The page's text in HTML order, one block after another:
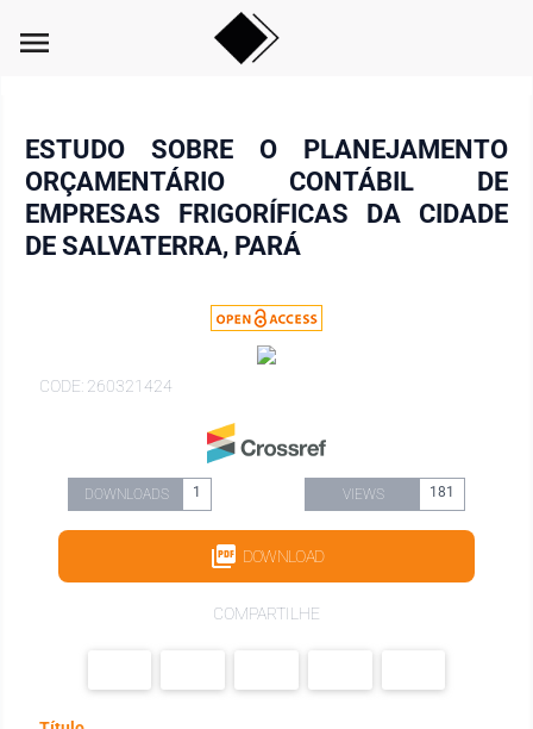
menu
ESTUDO SOBRE O PLANEJAMENTO
ORÇAMENTÁRIO CONTÁBIL DE
EMPRESAS FRIGORÍFICAS DA CIDADE
DE SALVATERRA, PARÁ
CODE: 260321424
DOWNLOADS 1 VIEWS 181
DOWNLOAD
COMPARTILHE